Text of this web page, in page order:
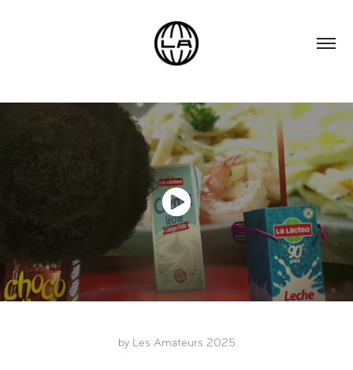
by Les Amateurs 2025